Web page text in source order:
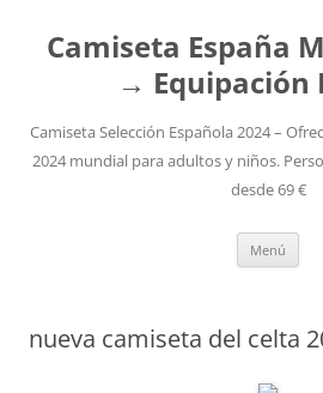
Camiseta España
→ Equipación
Camiseta Selección Española 2024 –
2024 mundial para adultos y niños.
desde 69 €
Menú
nueva camiseta del celta